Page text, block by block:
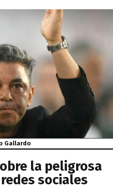
Gallardo
la peligrosa
sociales